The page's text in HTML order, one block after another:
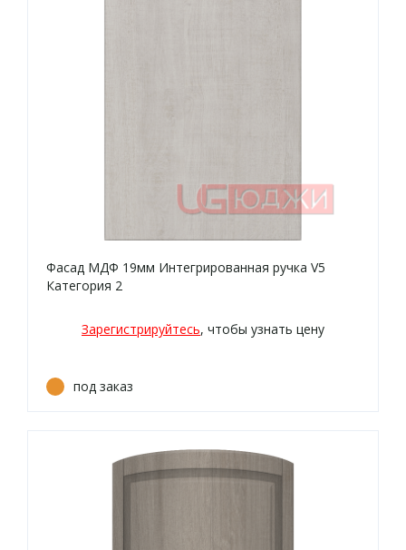
Фасад МДФ 19мм Интегрированная ручка V5
Категория 2
Зарегистрируйтесь, чтобы узнать цену
под заказ